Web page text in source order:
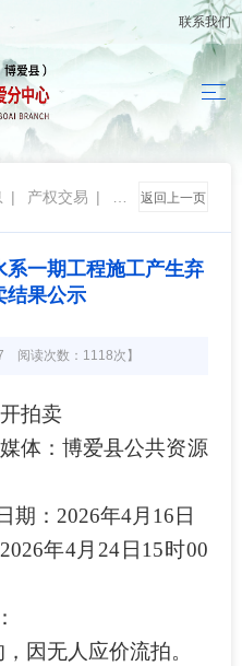
联系我们
| 产权交易 |
结
返回上一页
一期工程施工产生弃
结果公示
阅读次数：1118次】
拍卖
体：博爱县公共资源
期： 2026年4月 16 日
2026年4月 24 日 15 时00
因无人应价流拍。